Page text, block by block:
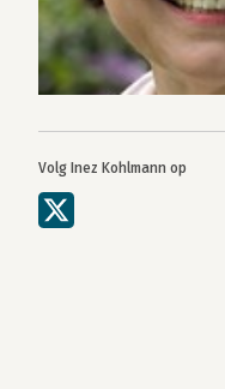
Volg Inez Kohlmann op